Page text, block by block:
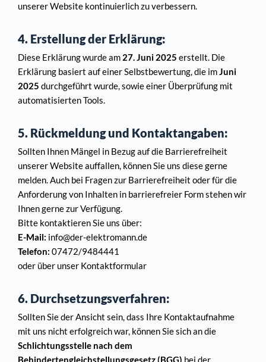
unserer Website kontinuierlich zu verbessern.
4. Erstellung der Erklärung:
Diese Erklärung wurde am 27. Juni 2025 erstellt. Die
Erklärung basiert auf einer Selbstbewertung, die im Juni
2025 durchgeführt wurde, sowie einer Überprüfung mit
automatisierten Tools.
5. Rückmeldung und Kontaktangaben:
Sollten Ihnen Mängel in Bezug auf die Barrierefreiheit
unserer Website auffallen, können Sie uns diese gerne
melden. Auch bei Fragen zur Barrierefreiheit oder für die
Anforderung von Inhalten in barrierefreier Form stehen wir
Ihnen gerne zur Verfügung.
Bitte kontaktieren Sie uns über:
E-Mail: info@der-elektromann.de
Telefon: 07472/9484441
oder über unser Kontaktformular
6. Durchsetzungsverfahren:
Sollten Sie der Ansicht sein, dass Ihre Kontaktaufnahme
Schlichtungsstelle nach dem
Behindertengleichstellungsgesetz (BGG) bei der